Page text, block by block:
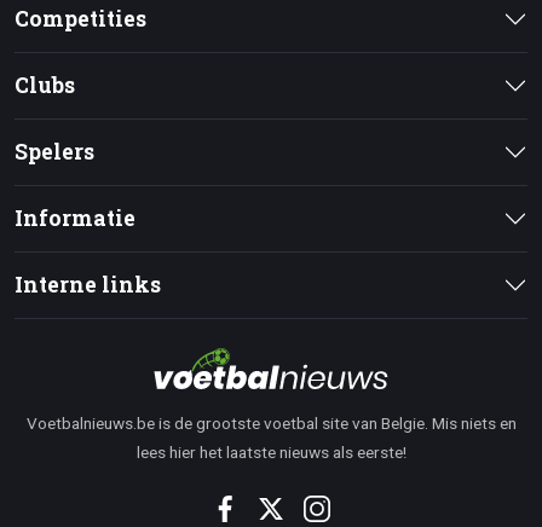
Competities
Clubs
Spelers
Informatie
Interne links
Voetbalnieuws.be is de grootste voetbal site van Belgie. Mis niets en
lees hier het laatste nieuws als eerste!